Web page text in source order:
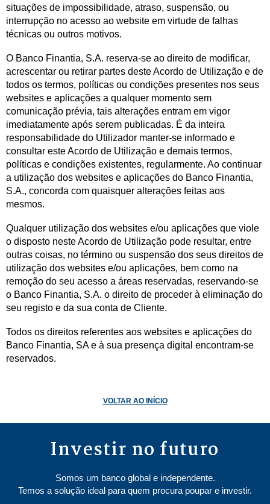
situações de impossibilidade, atraso, suspensão, ou
interrupção no acesso ao website em virtude de falhas
técnicas ou outros motivos.
O Banco Finantia, S.A. reserva-se ao direito de modificar,
acrescentar ou retirar partes deste Acordo de Utilização e de
todos os termos, políticas ou condições presentes nos seus
websites e aplicações a qualquer momento sem
comunicação prévia, tais alterações entram em vigor
imediatamente após serem publicadas. É da inteira
responsabilidade do Utilizador manter-se informado e
consultar este Acordo de Utilização e demais termos,
políticas e condições existentes, regularmente. Ao continuar
a utilização dos websites e aplicações do Banco Finantia,
S.A., concorda com quaisquer alterações feitas aos
mesmos.
Qualquer utilização dos websites e/ou aplicações que viole
o disposto neste Acordo de Utilização pode resultar, entre
outras coisas, no término ou suspensão dos seus direitos de
utilização dos websites e/ou aplicações, bem como na
remoção do seu acesso a áreas reservadas, reservando-se
o Banco Finantia, S.A. o direito de proceder à eliminação do
seu registo e da sua conta de Cliente.
Todos os direitos referentes aos websites e aplicações do
Banco Finantia, SA e à sua presença digital encontram-se
reservados.
VOLTAR AO INÍCIO
Investir no futuro
Somos um banco global e independente.
Temos a solução ideal para quem procura poupar e investir.